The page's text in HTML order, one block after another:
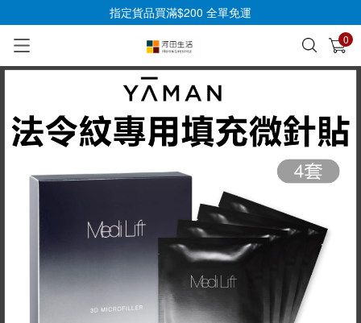
指定貨品買滿$200 全單免運
0
已加入購物車 查看